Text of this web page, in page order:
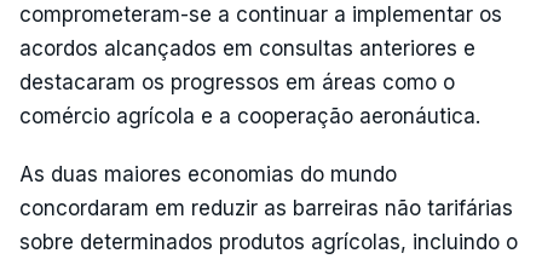
comprometeram-se a continuar a implementar os
acordos alcançados em consultas anteriores e
destacaram os progressos em áreas como o
comércio agrícola e a cooperação aeronáutica.
As duas maiores economias do mundo
concordaram em reduzir as barreiras não tarifárias
sobre determinados produtos agrícolas, incluindo o